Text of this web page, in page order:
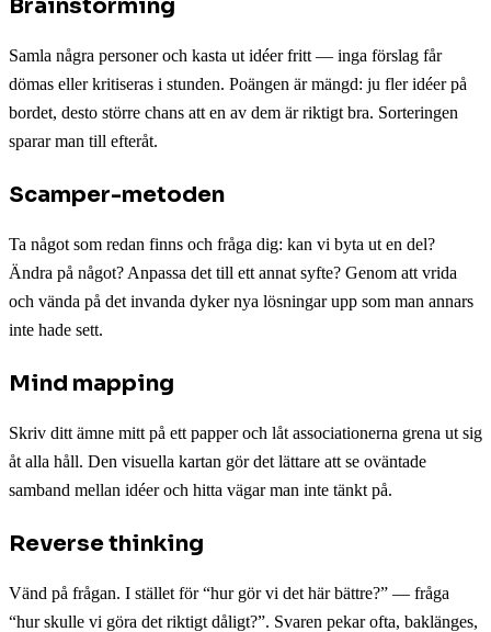
Brainstorming
Samla några personer och kasta ut idéer fritt — inga förslag får
dömas eller kritiseras i stunden. Poängen är mängd: ju fler idéer på
bordet, desto större chans att en av dem är riktigt bra. Sorteringen
sparar man till efteråt.
Scamper-metoden
Ta något som redan finns och fråga dig: kan vi byta ut en del?
Ändra på något? Anpassa det till ett annat syfte? Genom att vrida
och vända på det invanda dyker nya lösningar upp som man annars
inte hade sett.
Mind mapping
Skriv ditt ämne mitt på ett papper och låt associationerna grena ut sig
åt alla håll. Den visuella kartan gör det lättare att se oväntade
samband mellan idéer och hitta vägar man inte tänkt på.
Reverse thinking
Vänd på frågan. I stället för “hur gör vi det här bättre?” — fråga
“hur skulle vi göra det riktigt dåligt?”. Svaren pekar ofta, baklänges,